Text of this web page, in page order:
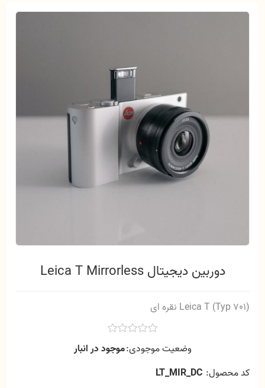
دوربین دیجیتال Leica T Mirrorless
Leica T (Typ 701) نقره ای
وضعیت موجودی:موجود در انبار
کد محصول: LT_MIR_DC